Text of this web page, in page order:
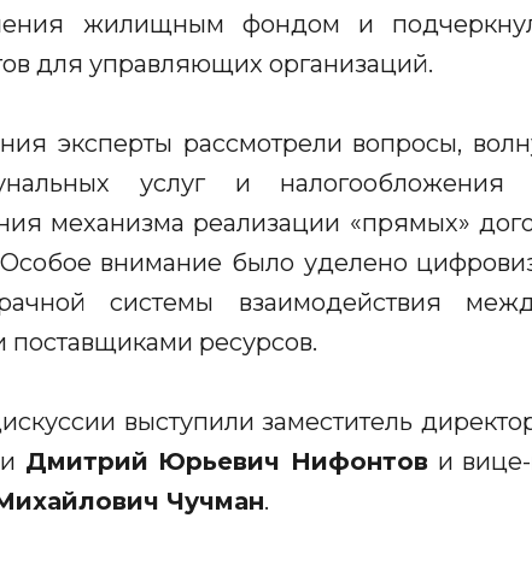
жилищным фондом и
для управляющих организаций.
эксперты рассмотрели вопросы,
услуг и
механизма реализации «прямых»
внимание было уделено
системы взаимодействия
поставщиками ресурсов.
выступили заместитель
Дмитрий Юрьевич Нифонтов и
Чучман.